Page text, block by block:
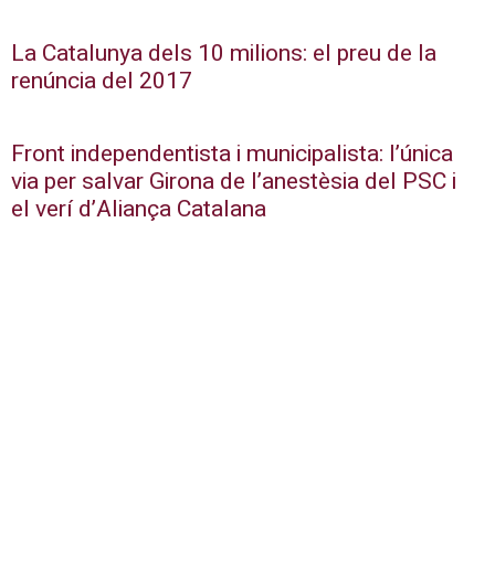
La Catalunya dels 10 milions: el preu de la
renúncia del 2017
Front independentista i municipalista: l’única
via per salvar Girona de l’anestèsia del PSC i
el verí d’Aliança Catalana